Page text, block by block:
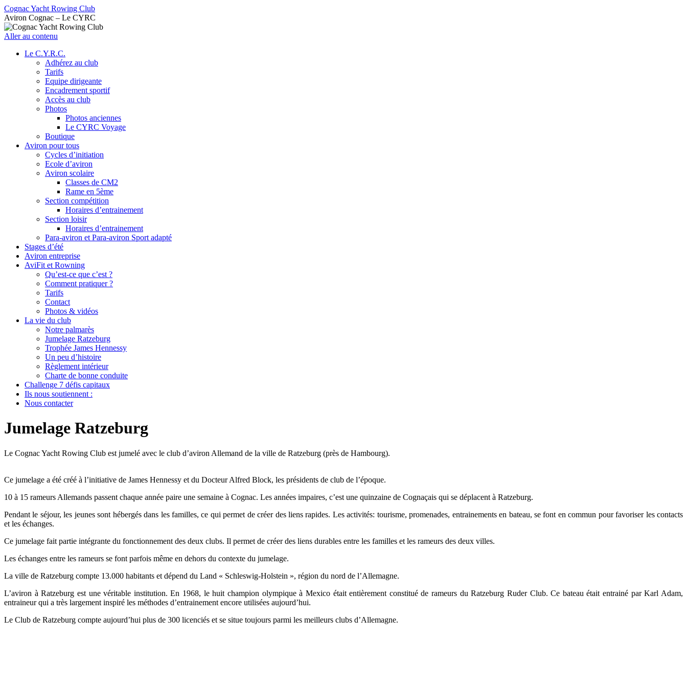
Cognac Yacht Rowing Club
Aviron Cognac – Le CYRC
Aller au contenu
Le C.Y.R.C.
Adhérez au club
Tarifs
Equipe dirigeante
Encadrement sportif
Accès au club
Photos
Photos anciennes
Le CYRC Voyage
Boutique
Aviron pour tous
Cycles d’initiation
Ecole d’aviron
Aviron scolaire
Classes de CM2
Rame en 5ème
Section compétition
Horaires d’entrainement
Section loisir
Horaires d’entrainement
Para-aviron et Para-aviron Sport adapté
Stages d’été
Aviron entreprise
AviFit et Rowning
Qu’est-ce que c’est ?
Comment pratiquer ?
Tarifs
Contact
Photos & vidéos
La vie du club
Notre palmarès
Jumelage Ratzeburg
Trophée James Hennessy
Un peu d’histoire
Règlement intérieur
Charte de bonne conduite
Challenge 7 défis capitaux
Ils nous soutiennent :
Nous contacter
Jumelage Ratzeburg
Le Cognac Yacht Rowing Club est jumelé avec le club d’aviron Allemand de la ville de Ratzeburg (près de Hambourg).
Ce jumelage a été créé à l’initiative de James Hennessy et du Docteur Alfred Block, les présidents de club de l’époque.
10 à 15 rameurs Allemands passent chaque année paire une semaine à Cognac. Les années impaires, c’est une quinzaine de Cognaçais qui se déplacent à Ratzeburg.
Pendant le séjour, les jeunes sont hébergés dans les familles, ce qui permet de créer des liens rapides. Les activités: tourisme, promenades, entrainements en bateau, se font en commun pour favoriser les contacts
et les échanges.
Ce jumelage fait partie intégrante du fonctionnement des deux clubs. Il permet de créer des liens durables entre les familles et les rameurs des deux villes.
Les échanges entre les rameurs se font parfois même en dehors du contexte du jumelage.
La ville de Ratzeburg compte 13.000 habitants et dépend du Land « Schleswig-Holstein », région du nord de l’Allemagne.
L’aviron à Ratzeburg est une véritable institution. En 1968, le huit champion olympique à Mexico était entièrement constitué de rameurs du Ratzeburg Ruder Club. Ce bateau était entrainé par Karl Adam,
entraineur qui a très largement inspiré les méthodes d’entrainement encore utilisées aujourd’hui.
Le Club de Ratzeburg compte aujourd’hui plus de 300 licenciés et se situe toujours parmi les meilleurs clubs d’Allemagne.